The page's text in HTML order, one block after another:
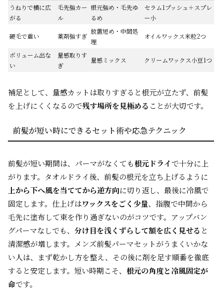
うねりで横に広
がる
毛先強カー
ル
根元強め・毛先ゆ
るめ
セラム1プッシュ＋スプレ
ー小
硬毛で重い 薬剤強すぎ
放置短め・中間処
理
オイルワックス米粒2つ
ボリューム出な
い
量感取りす
ぎ
量感ミックス クリームワックス小豆1つ
補足として、量感カットは取りすぎると根元が立たず、前髪
を上げにくくなるので残す場所を見極める ことが大切です。
前髪が短い時にできるセット術や応急テクニック
前髪が短い期間は、パーマがなくても根元ドライで十分に上
がります。タオルドライ後、前髪の根元を立ち上げるように
上から下へ風を当ててから逆方向に切り返し、最後に冷風で
固定します。仕上げはワックスをごく少量、指腹で中間から
毛先に塗布して束を作り過ぎないのがコツです。アップバン
グパーマなしでも、 分け目を浅くずらして額を広く見せる と
清潔感が増します。メンズ前髪パーマセットがうまくいかな
い人は、まず乾かし方を整え、その後に剤を足す順番を徹底
すると安定します。短い時期こそ、 根元の角度と冷風固定が
命です。